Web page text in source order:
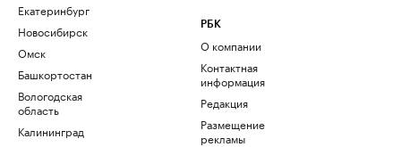
Екатеринбург
Новосибирск
Омск
Башкортостан
Вологодская
область
Калининград
РБК
О компании
Контактная
информация
Редакция
Размещение
рекламы